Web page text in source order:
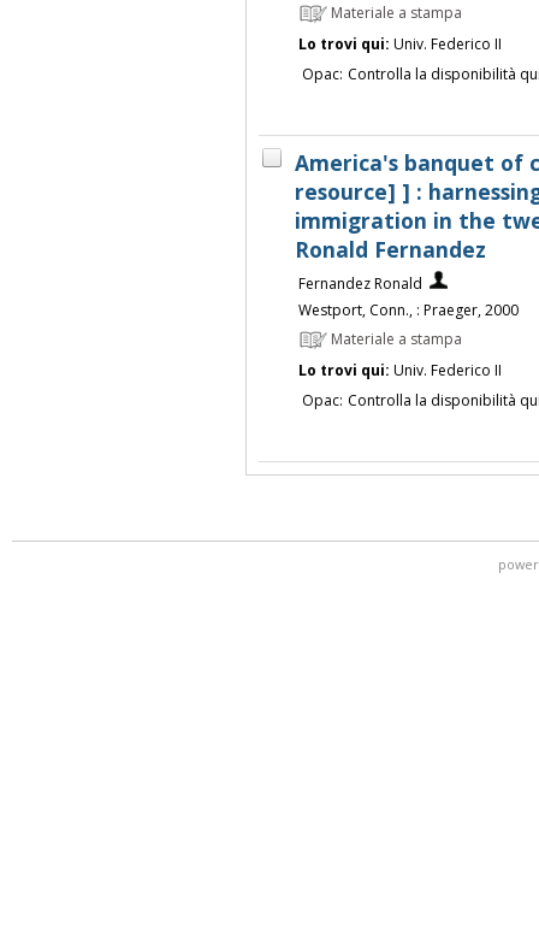
Materiale a stampa
Lo trovi qui: Univ. Federico II
Opac: Controlla la disponibilità
America's banquet of
resource] ] :
immigration in the
Ronald Fernandez
Fernandez Ronald
Westport, Conn., : Praeger, 2000
Materiale a stampa
Lo trovi qui: Univ. Federico II
Opac: Controlla la disponibilità